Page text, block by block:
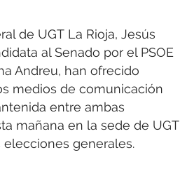
de UGT La Rioja, Jesús
al Senado por el PSOE
Andreu, han ofrecido
medios de comunicación
entre ambas
mañana en la sede de UGT
generales.